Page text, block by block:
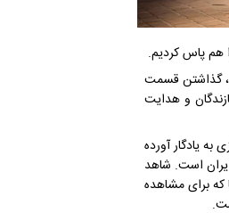
هم پاس کردیم.
گذاشتن قسمت
و هدایت
یادگار آورده
است. شاهد
که برای مشاهده